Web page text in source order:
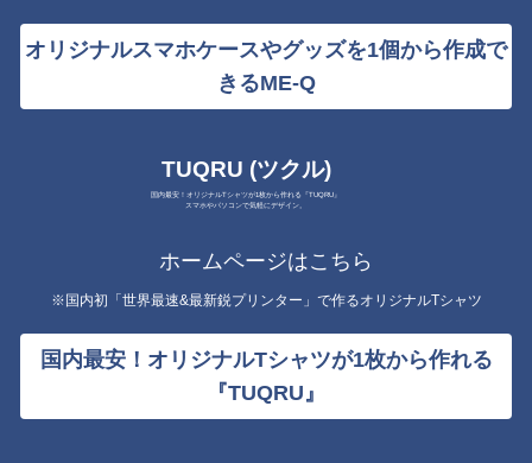
オリジナルスマホケースやグッズを1個から作成で
きるME-Q
TUQRU (ツクル)
国内最安！オリジナルTシャツが1枚から作れる『TUQRU』
スマホやパソコンで気軽にデザイン。
ホームページはこちら
※国内初「世界最速&最新鋭プリンター」で作るオリジナルTシャツ
国内最安！オリジナルTシャツが1枚から作れる
『TUQRU』